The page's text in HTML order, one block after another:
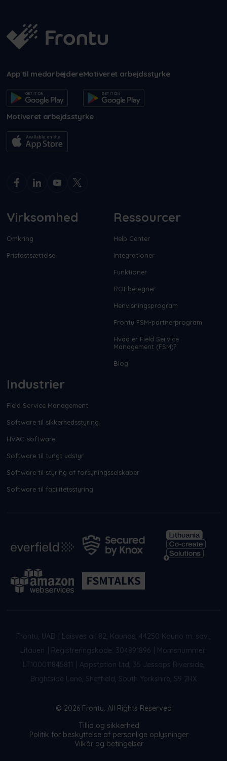
App til medarbejdereMotiveret arbejdsstyrke
Motiveret arbejdsstyrke
Virksomhed
Omkring
Prisfastsættelse
Ressourcer
Help Center
Integrationer
Funktioner
ROI-beregner
Henvisningsprogram
Frontu FSM-partnerprogram
Hvad er Field Service
Management (FSM)?
Blog
Industrier
Field Service Management
Software til sikkerhedsstyring
HVAC-software
Software til tungt udstyr
Software til styring af forsyningsselskaber
Software til facilitetsstyring
Frontu, UAB
Laisvės al. 82, Kaunas, 44250 Kauno m. sav.,
Litauen
Registreringskode: 304891896
Momsnummer:
LT100011845811
Appstation Ltd, 35 Jessops Riverside,
Brightside Lane, Sheffield, South Yorkshire, S9 2RX
© 2026 Frontu. All Rights Reserved
Tillid og sikkerhed
Politik for beskyttelse af personlige oplysninger
Vilkår og betingelser